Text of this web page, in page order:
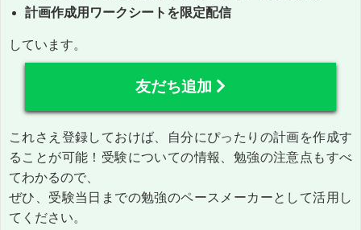
計画作成用ワークシートを限定配信
しています。
友だち追加
これさえ登録しておけば、自分にぴったりの計画を作成す
ることが可能！受験についての情報、勉強の注意点もすべ
てわかるので、
ぜひ、受験当日までの勉強のペースメーカーとして活用し
てください。